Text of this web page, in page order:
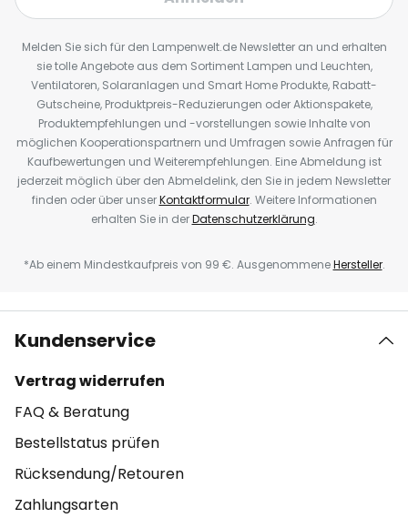
Melden Sie sich für den Lampenwelt.de Newsletter an und erhalten
sie tolle Angebote aus dem Sortiment Lampen und Leuchten,
Ventilatoren, Solaranlagen und Smart Home Produkte, Rabatt-
Gutscheine, Produktpreis-Reduzierungen oder Aktionspakete,
Produktempfehlungen und -vorstellungen sowie Inhalte von
möglichen Kooperationspartnern und Umfragen sowie Anfragen für
Kaufbewertungen und Weiterempfehlungen. Eine Abmeldung ist
jederzeit möglich über den Abmeldelink, den Sie in jedem Newsletter
finden oder über unserKontaktformular. Weitere Informationen
erhalten Sie in derDatenschutzerklärung.
*Ab einem Mindestkaufpreis von 99 €. AusgenommeneHersteller.
Kundenservice
Vertrag widerrufen
FAQ & Beratung
Bestellstatus prüfen
Rücksendung/Retouren
Zahlungsarten